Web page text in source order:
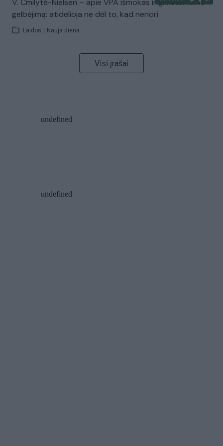
V. Čmilytė-Nielsen – apie VPA išmokas ir gimstamumo
gelbėjimą: atidėlioja ne dėl to, kad nenori
Laidos Nauja diena
Visi įrašai